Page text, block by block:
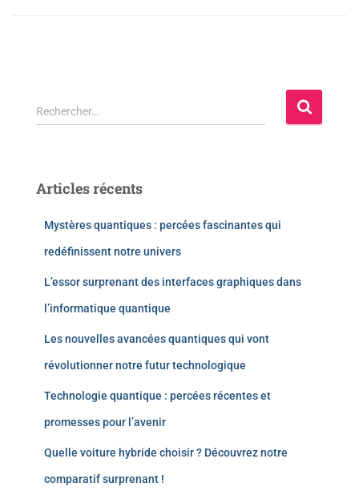
Rechercher…
Articles récents
Mystères quantiques : percées fascinantes qui
redéfinissent notre univers
L’essor surprenant des interfaces graphiques dans
l’informatique quantique
Les nouvelles avancées quantiques qui vont
révolutionner notre futur technologique
Technologie quantique : percées récentes et
promesses pour l’avenir
Quelle voiture hybride choisir ? Découvrez notre
comparatif surprenant !